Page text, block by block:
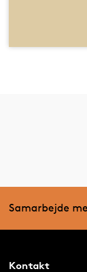
Samarbejde
Kontakt